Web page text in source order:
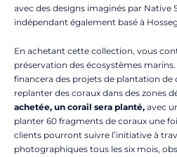
avec des designs imaginés par Native
indépendant également basé à
En achetant cette collection, vous
préservation des écosystèmes
financera des projets de plantation
replanter des coraux dans des zones
achetée, un corail sera planté, avec
planter 60 fragments de coraux une
clients pourront suivre l’initiative à
photographiques tous les six mois,